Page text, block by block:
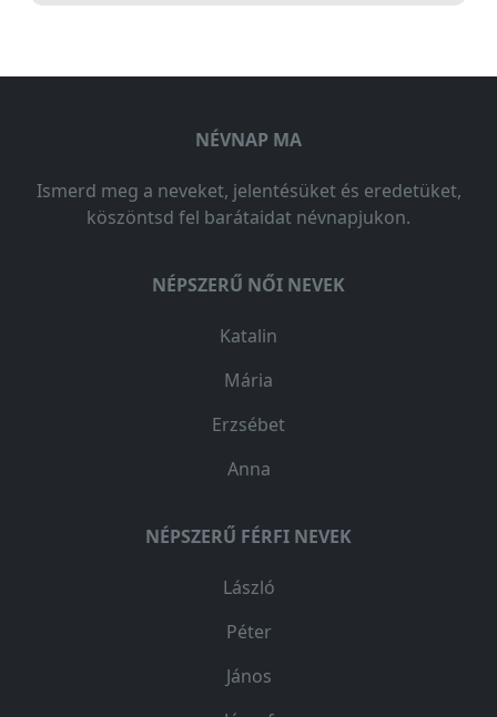
NÉVNAP MA
Ismerd meg a neveket, jelentésüket és eredetüket,
köszöntsd fel barátaidat névnapjukon.
NÉPSZERŰ NŐI NEVEK
Katalin
Mária
Erzsébet
Anna
NÉPSZERŰ FÉRFI NEVEK
László
Péter
János